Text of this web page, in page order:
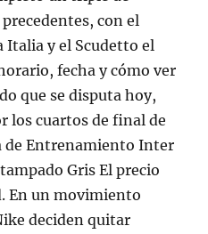
con el
Italia y el Scudetto el
fecha y cómo ver
que se disputa hoy,
los cuartos de final de
de Entrenamiento Inter
Gris El precio
En un movimiento
deciden quitar